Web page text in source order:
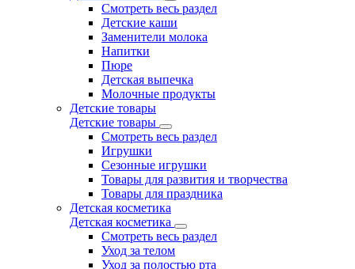
Смотреть весь раздел
Детские каши
Заменители молока
Напитки
Пюре
Детская выпечка
Молочные продукты
Детские товары
Детские товары
Смотреть весь раздел
Игрушки
Сезонные игрушки
Товары для развития и творчества
Товары для праздника
Детская косметика
Детская косметика
Смотреть весь раздел
Уход за телом
Уход за полостью рта